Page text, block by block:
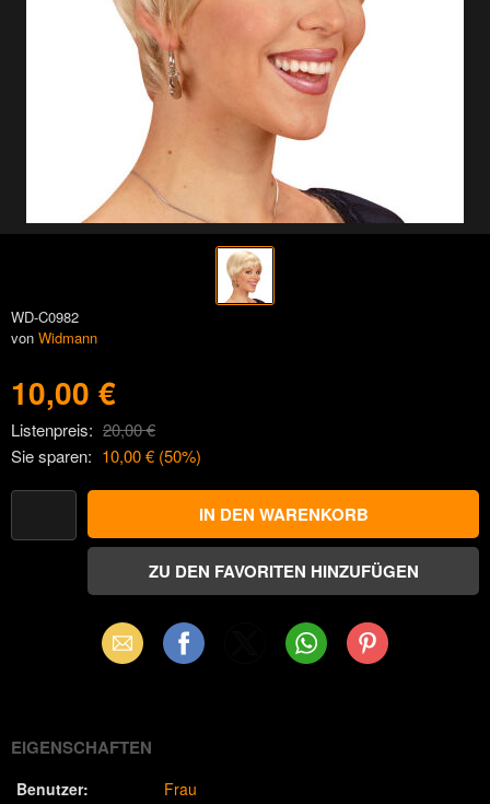
WD-C0982
von Widmann
10,00 €
Listenpreis: 20,00 €
Sie sparen: 10,00 € (50%)
Email Facebook WhatsAppPinterest
EIGENSCHAFTEN
Benutzer:
Frau